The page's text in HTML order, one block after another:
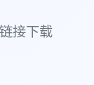
接下载